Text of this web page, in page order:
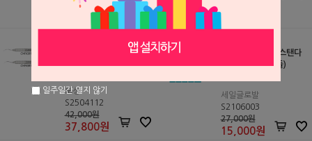
27,000원
14,000 원
미니 파이브 큐렛_메탈
오성
S2504112
42,000원
37,800원
덴티안 그레이시 스탠다
드 큐렛 (굵은 핸들)
세일글로발
S2106003
27,000원
15,000원
일주일간 열지 않기